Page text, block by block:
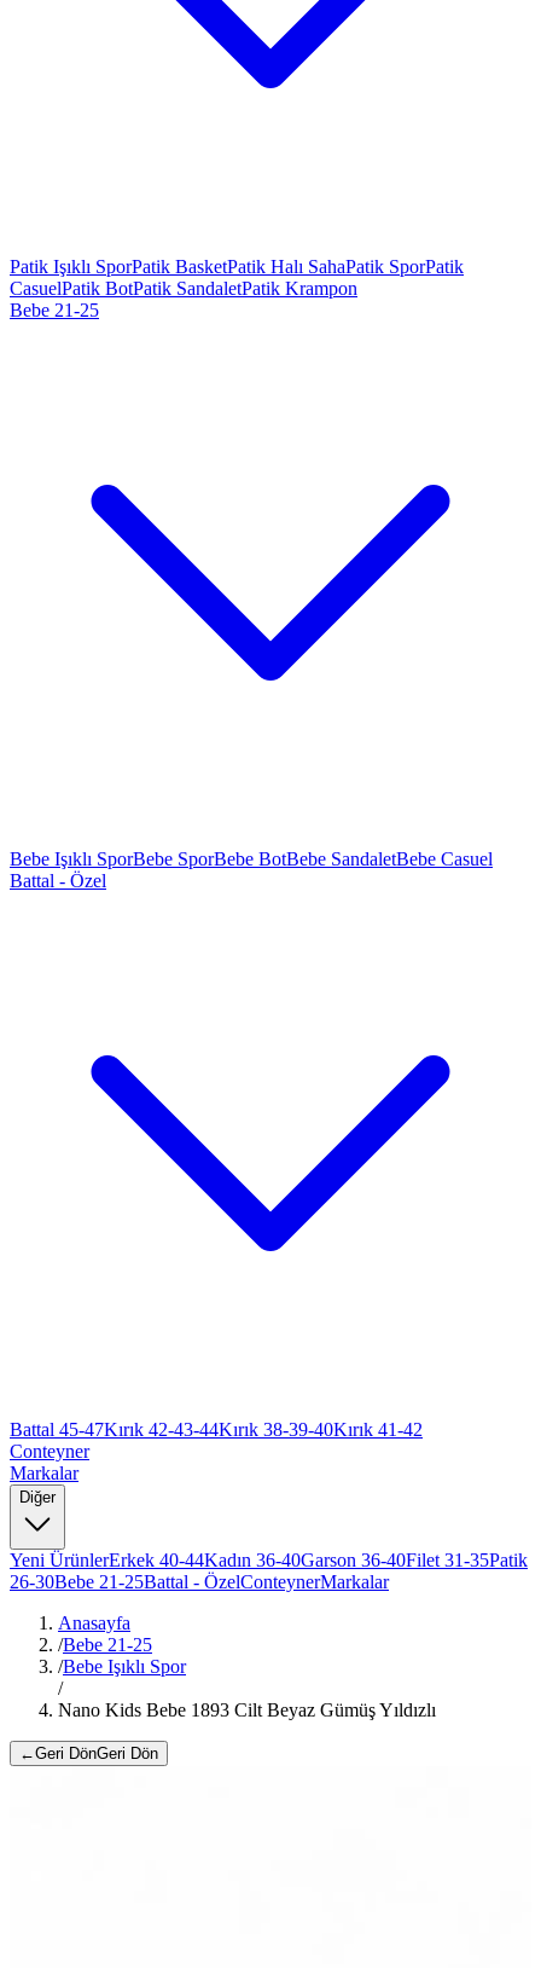
Patik Işıklı SporPatik BasketPatik Halı SahaPatik SporPatik
CasuelPatik BotPatik SandaletPatik Krampon
Bebe 21-25
Bebe Işıklı SporBebe SporBebe BotBebe SandaletBebe Casuel
Battal - Özel
Battal 45-47Kırık 42-43-44Kırık 38-39-40Kırık 41-42
Conteyner
Markalar
Diğer
Yeni ÜrünlerErkek 40-44Kadın 36-40Garson 36-40Filet 31-35Patik
26-30Bebe 21-25Battal - ÖzelConteynerMarkalar
Anasayfa
/Bebe 21-25
/Bebe Işıklı Spor
/
Nano Kids Bebe 1893 Cilt Beyaz Gümüş Yıldızlı
←Geri DönGeri Dön